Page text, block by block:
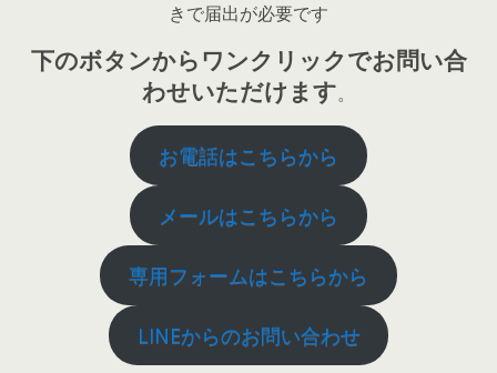
きで届出が必要です
下のボタンからワンクリックでお問い合
わせいただけます。
お電話はこちらから
メールはこちらから
専用フォームはこちらから
LINEからのお問い合わせ